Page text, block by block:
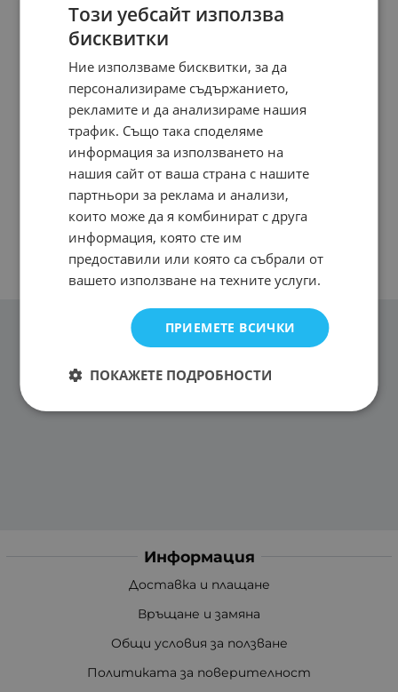
Информация
Доставка и плащане
Връщане и замяна
Общи условия за ползване
Политиката за поверителност
Този уебсайт използва
бисквитки
Ние използваме бисквитки, за да
персонализираме съдържанието,
рекламите и да анализираме нашия
трафик. Също така споделяме
информация за използването на
нашия сайт от ваша страна с нашите
партньори за реклама и анализи,
които може да я комбинират с друга
информация, която сте им
предоставили или която са събрали от
вашето използване на техните услуги.
ПРИЕМЕТЕ ВСИЧКИ
ПОКАЖЕТЕ ПОДРОБНОСТИ